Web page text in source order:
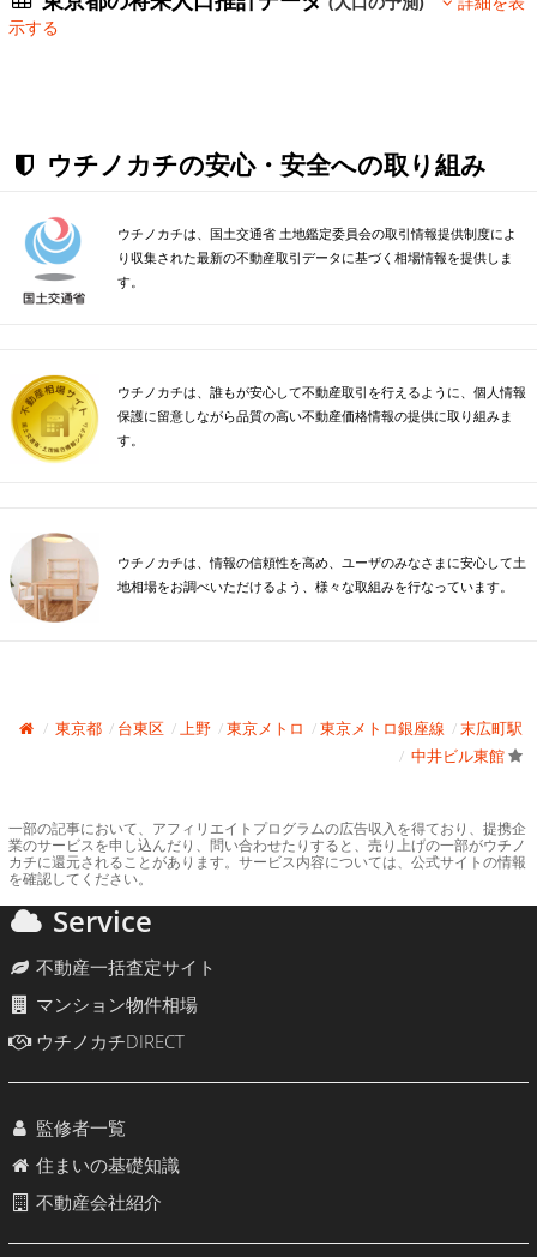
示する
ウチノカチの安心・安全への取り組み
ウチノカチは、国土交通省 土地鑑定委員会の取引情報提供制度によ
り収集された最新の不動産取引データに基づく相場情報を提供しま
す。
ウチノカチは、誰もが安心して不動産取引を行えるように、個人情報
保護に留意しながら品質の高い不動産価格情報の提供に取り組みま
す。
ウチノカチは、情報の信頼性を高め、ユーザのみなさまに安心して土
地相場をお調べいただけるよう、様々な取組みを行なっています。
東京都 台東区 上野 東京メトロ 東京メトロ銀座線
末広町駅
中井ビル東館
一部の記事において、アフィリエイトプログラムの広告収入を得ており、提携企
業のサービスを申し込んだり、問い合わせたりすると、売り上げの一部がウチノ
カチに還元されることがあります。サービス内容については、公式サイトの情報
を確認してください。
Service
不動産一括査定サイト
マンション物件相場
ウチノカチDIRECT
監修者一覧
住まいの基礎知識
不動産会社紹介